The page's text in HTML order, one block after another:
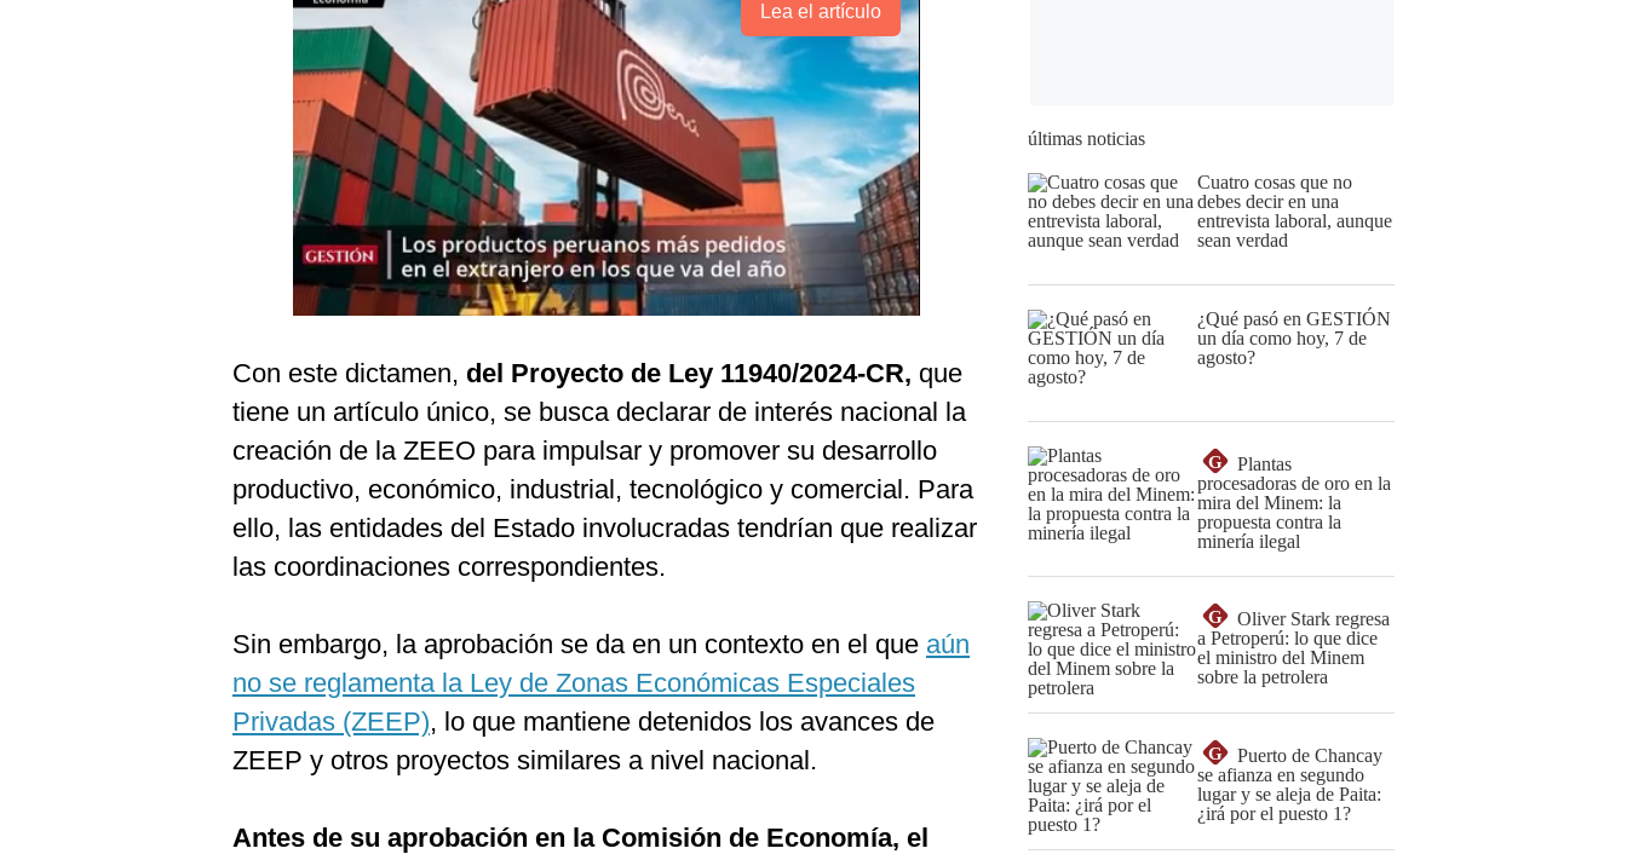
Lea el artículo
Con este dictamen, del Proyecto de Ley 11940/2024-CR, que
tiene un artículo único, se busca declarar de interés nacional la
creación de la ZEEO para impulsar y promover su desarrollo
productivo, económico, industrial, tecnológico y comercial. Para
ello, las entidades del Estado involucradas tendrían que realizar
las coordinaciones correspondientes.
Sin embargo, la aprobación se da en un contexto en el que aún
no se reglamenta la Ley de Zonas Económicas Especiales
Privadas (ZEEP), lo que mantiene detenidos los avances de
ZEEP y otros proyectos similares a nivel nacional.
Antes de su aprobación en la Comisión de Economía, el
últimas noticias
Cuatro cosas que no
debes decir en una
entrevista laboral, aunque
sean verdad
¿Qué pasó en GESTIÓN
un día como hoy, 7 de
agosto?
G
Plantas
procesadoras de oro en la
mira del Minem: la
propuesta contra la
minería ilegal
G
Oliver Stark regresa
a Petroperú: lo que dice
el ministro del Minem
sobre la petrolera
G
Puerto de Chancay
se afianza en segundo
lugar y se aleja de Paita:
¿irá por el puesto 1?